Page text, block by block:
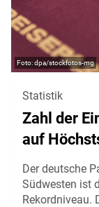
dpa/stockfotos-mg
Statistik
Zahl der
auf
Der deutsche
Südwesten ist
Rekordniveau.